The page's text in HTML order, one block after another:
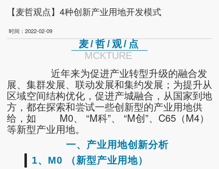
【麦哲观点】4种创新产业用地开发模式
时间：2022-02-09
麦/哲/观/点
MCKTURE
近年来为促进产业转型升级的融合发
展、集群发展、联动发展和集约发展；为提升从
区域空间结构优化，促进产城融合，从国家到地
方，都在探索和尝试一些创新型的产业用地供
给，如 M0、 “M科”、 “M创”、C65（M4）
等新型产业用地。
一、产业用地创新分析
1、M0 （新型产业用地）